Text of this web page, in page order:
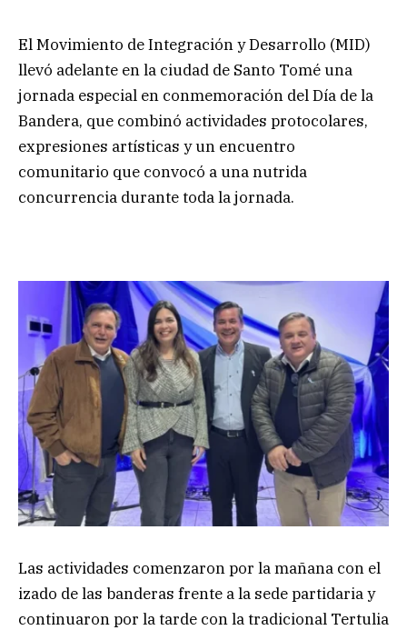
El Movimiento de Integración y Desarrollo (MID)
llevó adelante en la ciudad de Santo Tomé una
jornada especial en conmemoración del Día de la
Bandera, que combinó actividades protocolares,
expresiones artísticas y un encuentro
comunitario que convocó a una nutrida
concurrencia durante toda la jornada.
Las actividades comenzaron por la mañana con el
izado de las banderas frente a la sede partidaria y
continuaron por la tarde con la tradicional Tertulia